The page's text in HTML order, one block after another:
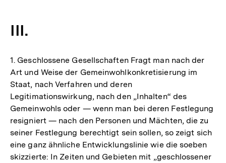
III.
1. Geschlossene Gesellschaften Fragt man nach der
Art und Weise der Gemeinwohlkonkretisierung im
Staat, nach Verfahren und deren
Legitimationswirkung, nach den „Inhalten“ des
Gemeinwohls oder — wenn man bei deren Festlegung
resigniert — nach den Personen und Mächten, die zu
seiner Festlegung berechtigt sein sollen, so zeigt sich
eine ganz ähnliche Entwicklungslinie wie die soeben
skizzierte: In Zeiten und Gebieten mit „geschlossener